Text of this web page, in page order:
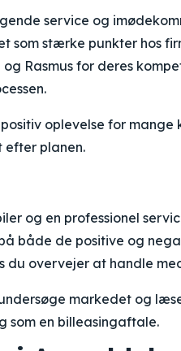
service og
som stærke punkter hos
Rasmus for deres
oplevelse for mange
efter planen.
og en professionel
både de positive og
du overvejer at handle
markedet og
som en billeasingaftale.